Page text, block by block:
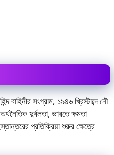
সংগ্রাম, ১৯৪৬ খ্রিস্টাব্দে নৌ
দুর্বলতা, ভারতে ক্ষমতা
প্রতিক্রিয়া শুরুর ক্ষেত্রে